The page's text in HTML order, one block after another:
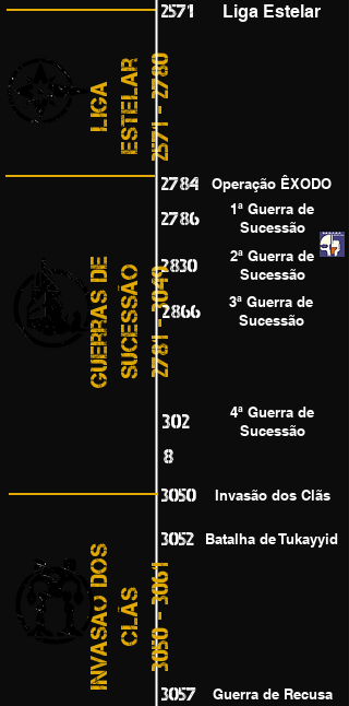
2571 Liga Estelar
L
i
g
a
E
s
t
e
l
a r2571 - 2780
2784 Operação ÊXODO
2786
1ª Guerra de
Sucessão
2830
2ª Guerra de
Sucessão
G
u
e
r
r
a
s
d
e
S
u
c
e
s
s
ão2781 - 30492866
3ª Guerra de
Sucessão
302
8
4ª Guerra de
Sucessão
3050 Invasão dos Clãs
3052 Batalha de Tukayyid
I
n
v
a
s
ã
o
d
o
s
C
l
ãs 3050 - 3061
3057 Guerra de Recusa